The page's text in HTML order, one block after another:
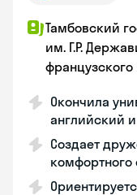
Тамбовский
им. Г.Р.
французского
Окончила
английский
Создает
комфортного